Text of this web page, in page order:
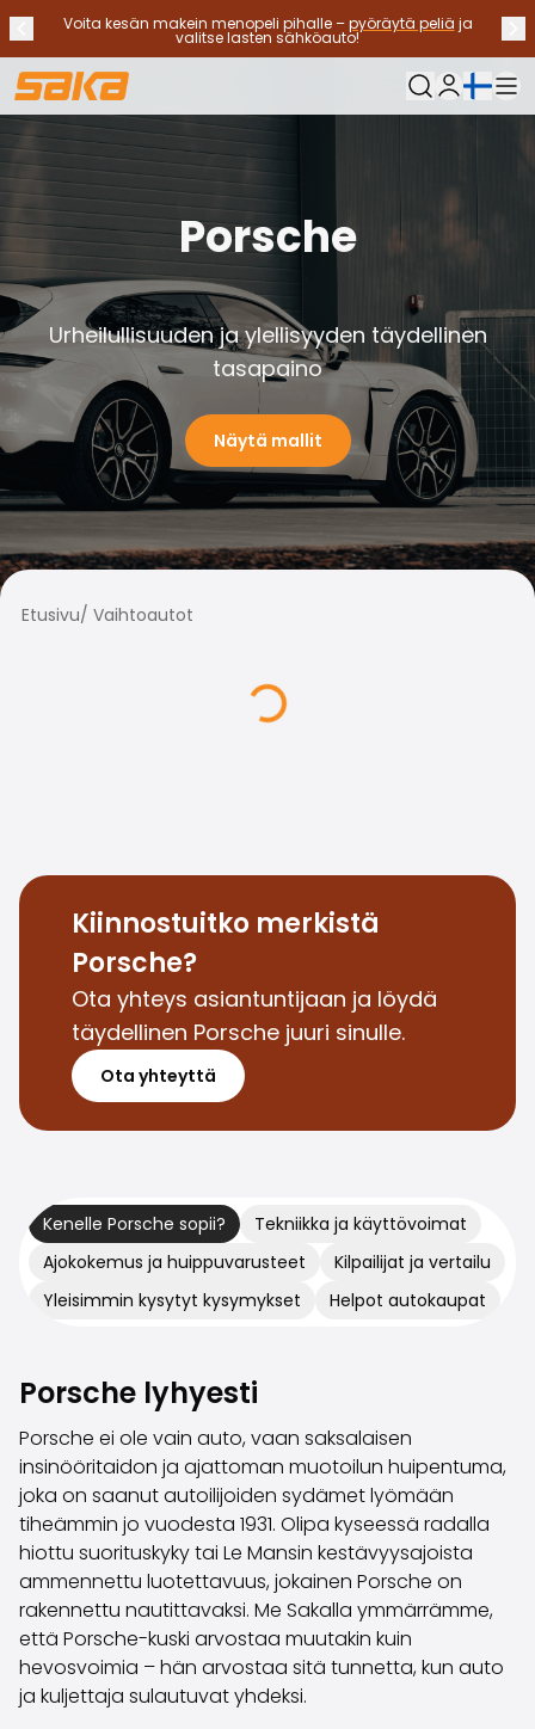
Edellinen ilmoitus
Voita kesän makein menopeli pihalle –pyöräytä peliä ja
valitse lasten sähköauto!
Lopeta ilmoitukset
✕
Oma Saka
Nykyinen
Vaihtoautot
Käyttövoimat
Katso kaikki vaihtoautot
Sähköautot
Hybridiautot
Bensiiniautot
Dieselautot
Kaasuautot
Ota yhteyttä
Usein kysytyt kysymykset
Autotyypit
Maasturit ja katumaasturit
Nelivedot
Premium-autot
Perheautot
Farmariautot
Vetoautot
Kia
Mercedes-Benz
Polestar
Toyota
Volkswagen
Kaikki automerkit
Myy autosi
Artikkeleita auton myyntiin liittyen
Muista nämä kun myyt auton!
Tuotteet ja palvelut
SakaKasko
Rahoitus
Kotiintoimitus
SakaVarma hyötyajoneuvoille
Varusteet autoosi
Vetokoukut
Renkaat autoon
Auton ostaminen etänä
Saka Select
Uutiset ja kampanjat
Toimipisteet
Yritys
Porsche
Urheilullisuuden ja ylellisyyden täydellinen
tasapaino
Näytä mallit
Etusivu/ Vaihtoautot
Kiinnostuitko merkistä
Porsche?
Ota yhteys asiantuntijaan ja löydä
täydellinen Porsche juuri sinulle.
Ota yhteyttä
Kenelle Porsche sopii?
Tekniikka ja käyttövoimat
Ajokokemus ja huippuvarusteet
Kilpailijat ja vertailu
Yleisimmin kysytyt kysymykset
Helpot autokaupat
Porsche lyhyesti
Porsche ei ole vain auto, vaan saksalaisen
insinööritaidon ja ajattoman muotoilun huipentuma,
joka on saanut autoilijoiden sydämet lyömään
tiheämmin jo vuodesta 1931. Olipa kyseessä radalla
hiottu suorituskyky tai Le Mansin kestävyysajoista
ammennettu luotettavuus, jokainen Porsche on
rakennettu nautittavaksi. Me Sakalla ymmärrämme,
että Porsche-kuski arvostaa muutakin kuin
hevosvoimia – hän arvostaa sitä tunnetta, kun auto
ja kuljettaja sulautuvat yhdeksi.